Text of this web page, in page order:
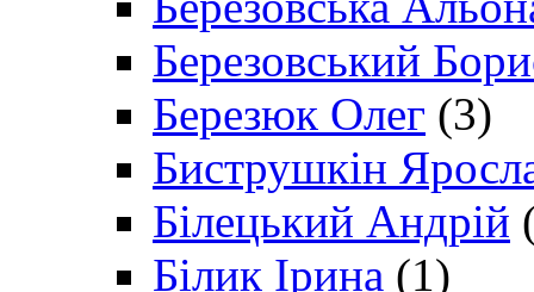
Березовський
Березюк Олег (3)
Биструшкін
Білецький Андрій
Білик Ірина (1)